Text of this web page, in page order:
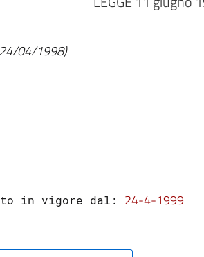
04/1998)
in vigore dal: 24-4-1999